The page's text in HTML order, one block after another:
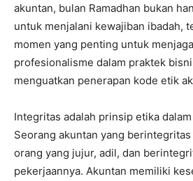
akuntan, bulan Ramadhan bukan
untuk menjalani kewajiban ibadah,
momen yang penting untuk
profesionalisme dalam praktek
menguatkan penerapan kode etik
Integritas adalah prinsip etika
Seorang akuntan yang
orang yang jujur, adil, dan
pekerjaannya. Akuntan memiliki